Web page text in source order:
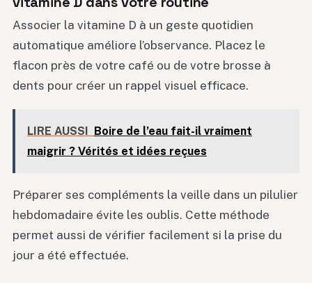
Associer la vitamine D à un geste quotidien
automatique améliore l’observance. Placez le
flacon près de votre café ou de votre brosse à
dents pour créer un rappel visuel efficace.
LIRE AUSSI Boire de l’eau fait-il vraiment
maigrir ? Vérités et idées reçues
Préparer ses compléments la veille dans un pilulier
hebdomadaire évite les oublis. Cette méthode
permet aussi de vérifier facilement si la prise du
jour a été effectuée.